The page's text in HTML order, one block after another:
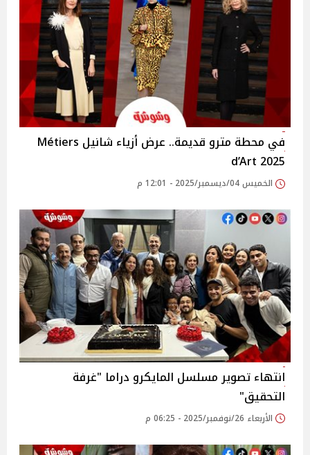
في محطة مترو قديمة.. عرض أزياء شانيل Métiers
d’Art 2025
الخميس 04/ديسمبر/2025 - 12:01 م
انتهاء تصوير مسلسل المايكرو دراما "غرفة
التحقيق"
الأربعاء 26/نوفمبر/2025 - 06:25 م